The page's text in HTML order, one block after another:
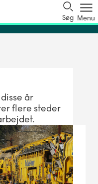
Søg Menu
år
flere steder